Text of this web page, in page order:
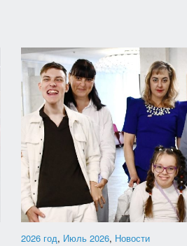
2026 год, Июль 2026, Новости